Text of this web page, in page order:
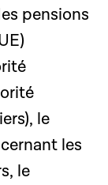
pensions
le
les
le